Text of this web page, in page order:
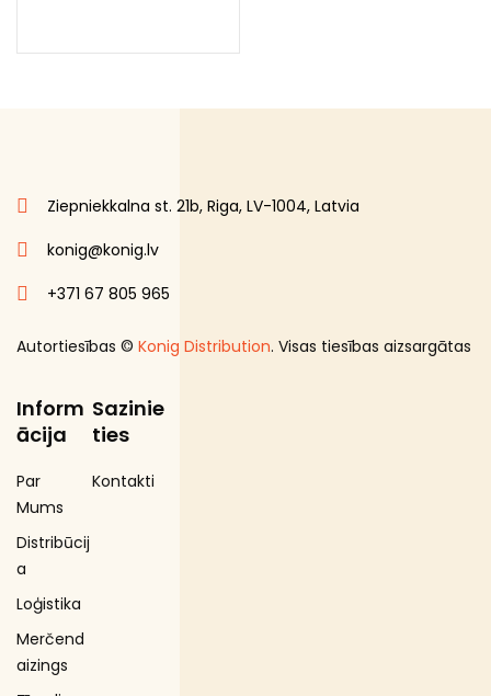
Ziepniekkalna st. 21b, Riga, LV-1004, Latvia
konig@konig.lv
+371 67 805 965
Autortiesības © Konig Distribution. Visas tiesības aizsargātas
Inform
ācija
Par
Mums
Distribūcij
a
Loģistika
Merčend
aizings
Sazinie
ties
Kontakti